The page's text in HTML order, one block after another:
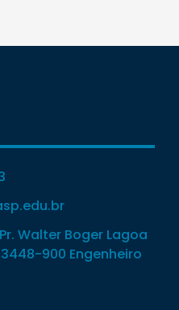
Walter Boger Lagoa
900 Engenheiro